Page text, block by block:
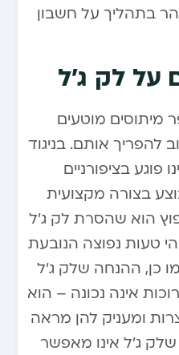
בתהליך על חשבון
על לק ג’ל
מיתוסים מוטעים
להפריך אותם. בניגוד
פוגע בציפורניים
בצורה מקצועית
הוא שהסרת לק ג’ל
טעות נפוצה הנובעת
כן, ההנחה שלק ג’ל
אינה נכונה – הוא
ומעניק להן מראה
ג’ל אינו מאפשר